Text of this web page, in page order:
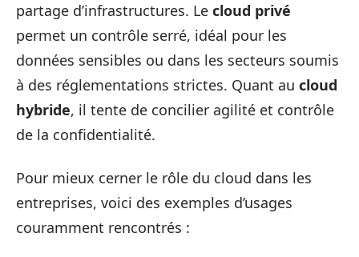
partage d’infrastructures. Le cloud privé
permet un contrôle serré, idéal pour les
données sensibles ou dans les secteurs soumis
à des réglementations strictes. Quant au cloud
hybride, il tente de concilier agilité et contrôle
de la confidentialité.
Pour mieux cerner le rôle du cloud dans les
entreprises, voici des exemples d’usages
couramment rencontrés :